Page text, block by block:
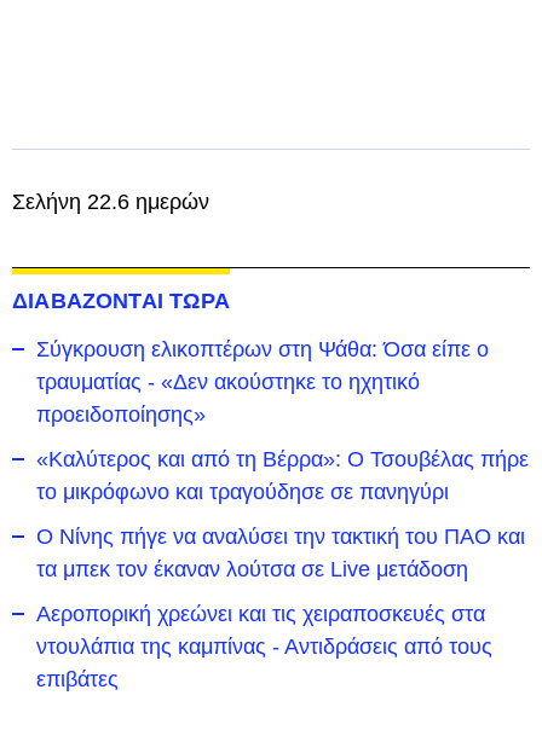
Σελήνη 22.6 ημερών
ΔΙΑΒΑΖΟΝΤΑΙ ΤΩΡΑ
Σύγκρουση ελικοπτέρων στη Ψάθα: Όσα είπε ο
τραυματίας - «Δεν ακούστηκε το ηχητικό
προειδοποίησης»
«Καλύτερος και από τη Βέρρα»: Ο Τσουβέλας πήρε
το μικρόφωνο και τραγούδησε σε πανηγύρι
Ο Νίνης πήγε να αναλύσει την τακτική του ΠΑΟ και
τα μπεκ τον έκαναν λούτσα σε Live μετάδοση
Αεροπορική χρεώνει και τις χειραποσκευές στα
ντουλάπια της καμπίνας - Αντιδράσεις από τους
επιβάτες